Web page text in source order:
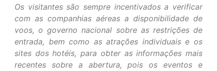
Os visitantes são sempre incentivados a verificar
com as companhias aéreas a disponibilidade de
voos, o governo nacional sobre as restrições de
entrada, bem como as atrações individuais e os
sites dos hotéis, para obter as informações mais
recentes sobre a abertura, pois os eventos e